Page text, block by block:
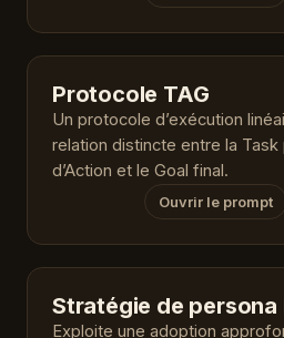
Protocole TAG
Un protocole d’exécution
relation distincte entre la
d’Action et le Goal final.
Ouvrir le prompt
Stratégie de persona
Exploite une adoption